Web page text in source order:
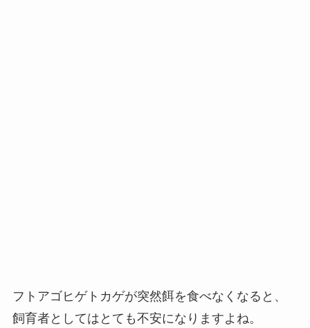
フトアゴヒゲトカゲが突然餌を食べなくなると、
飼育者としてはとても不安になりますよね。